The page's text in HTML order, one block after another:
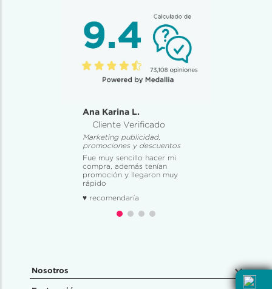
Ana Karina L.
Cliente Verificado
Marketing publicidad,
promociones y descuentos
Fue muy sencillo hacer mi
compra, además tenían
promoción y llegaron muy
rápido
♥ recomendaría
Nosotros